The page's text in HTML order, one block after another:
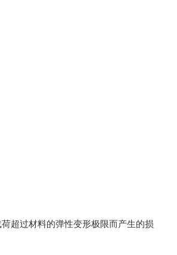
荷超过材料的弹性变形极限而产生的损